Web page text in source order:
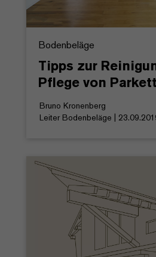
Bodenbeläge
Tipps zur
Pflege von Parkett
Bruno Kronenberg
Leiter Bodenbeläge |